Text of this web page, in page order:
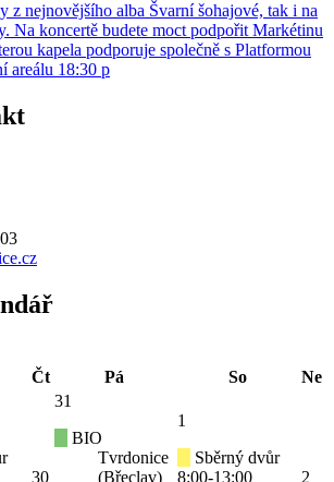
z nejnovějšího alba Švarní šohajové, tak i na
Na koncertě budete moct podpořit Markétinu
kapela podporuje společně s Platformou
areálu 18:30 p
Čt Pá So Ne
30
31
BIO
Tvrdonice
(Břeclav)
1
Sběrný dvůr
8:00-13:00
2